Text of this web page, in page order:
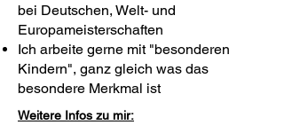
bei Deutschen, Welt- und
Europameisterschaften
Ich arbeite gerne mit "besonderen
Kindern", ganz gleich was das
besondere Merkmal ist
Weitere Infos zu mir: